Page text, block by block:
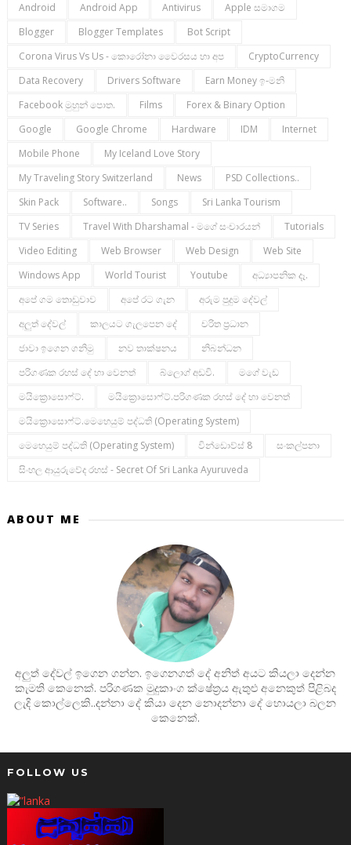
Android
Android App Antivirus
Apple සමාගම
Blogger
Blogger Templates
Bot Script
Corona Virus Vs Us - කොරෝනා වෛරසය හා අප
CryptoCurrency
Data Recovery
Drivers Software
Earn Money ඉ-මනි
Facebook මුහුන් පොත.
Films
Forex & Binary Option
Google
Google Chrome Hardware IDM
Internet
Mobile Phone
My Iceland Love Story
My Traveling Story Switzerland
News
PSD Collections..
Skin Pack
Software.. Songs
Sri Lanka Tourism
TV Series
Travel With Dharshamal - මගේ සංචාරයන්
Tutorials
Video Editing
Web Browser Web Design
Web Site
Windows App
World Tourist Youtube
අධ්‍යාපනික දෑ.
අපේ ගම තොඩුවාව
අපේ රට ගැන
අරුම පුදුම දේවල්
අලුත් දේවල්
කාලයට ගැලපෙන දේ
චරිත ප්‍රධාන
ජාවා ඉගෙන ගනිමු
නව තාක්ෂනය
නිබන්ධන
පරිගණක රහස් දේ හා වෙනත්
බ්ලොග් අඩවි.
මගේ වැඩ
මයික්‍රොසොෆ්ට්.
මයික්‍රොසොෆ්ට්.පරිගණක රහස් දේ හා වෙනත්
මයික්‍රොසොෆ්ට්.මෙහෙයුම් පද්ධති (operating System)
මෙහෙයුම් පද්ධති (operating System)
වින්ඩොව්ස් 8
සංකල්පනා
සිංහල ආයුරුවේද රහස් - Secret Of Sri Lanka Ayuruveda
ABOUT ME
අලුත් දේවල් ඉගෙන ගන්න. ඉගෙනගත් දේ අනිත් අයට කියලා දෙන්න
කැමති කෙනෙක්. පරිගණක මුදුකාංග ක්ෂේත්‍රය ඇතුළු අනෙකුත් පිළිබද
ලැදි කොල්ලෙකි..දන්නා දේ කියා දෙන නොදන්නා දේ හොයලා බලන
කෙනෙක්.
FOLLOW US